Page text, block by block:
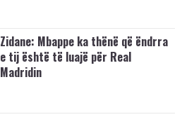
Zidane: Mbappe ka thënë që ëndrra
e tij është të luajë për Real
Madridin